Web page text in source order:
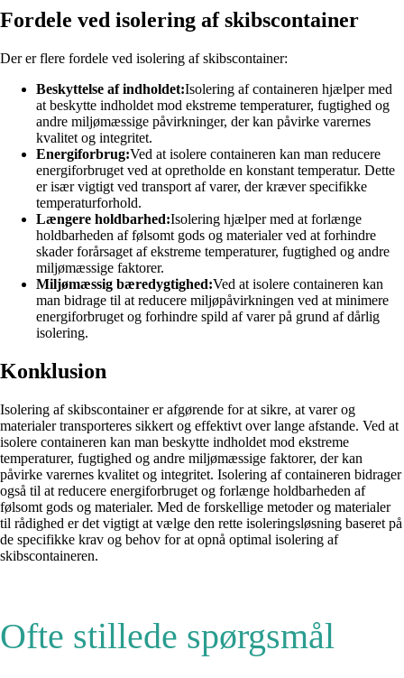
Fordele ved isolering af skibscontainer
Der er flere fordele ved isolering af skibscontainer:
Beskyttelse af indholdet:Isolering af containeren hjælper med
at beskytte indholdet mod ekstreme temperaturer, fugtighed og
andre miljømæssige påvirkninger, der kan påvirke varernes
kvalitet og integritet.
Energiforbrug:Ved at isolere containeren kan man reducere
energiforbruget ved at opretholde en konstant temperatur. Dette
er især vigtigt ved transport af varer, der kræver specifikke
temperaturforhold.
Længere holdbarhed:Isolering hjælper med at forlænge
holdbarheden af følsomt gods og materialer ved at forhindre
skader forårsaget af ekstreme temperaturer, fugtighed og andre
miljømæssige faktorer.
Miljømæssig bæredygtighed:Ved at isolere containeren kan
man bidrage til at reducere miljøpåvirkningen ved at minimere
energiforbruget og forhindre spild af varer på grund af dårlig
isolering.
Konklusion
Isolering af skibscontainer er afgørende for at sikre, at varer og
materialer transporteres sikkert og effektivt over lange afstande. Ved at
isolere containeren kan man beskytte indholdet mod ekstreme
temperaturer, fugtighed og andre miljømæssige faktorer, der kan
påvirke varernes kvalitet og integritet. Isolering af containeren bidrager
også til at reducere energiforbruget og forlænge holdbarheden af
følsomt gods og materialer. Med de forskellige metoder og materialer
til rådighed er det vigtigt at vælge den rette isoleringsløsning baseret på
de specifikke krav og behov for at opnå optimal isolering af
skibscontaineren.
Ofte stillede spørgsmål